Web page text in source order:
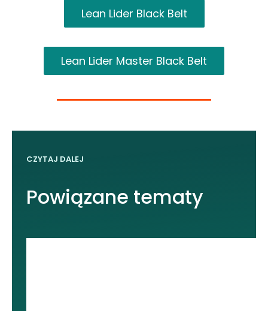
Lean Lider Black Belt
Lean Lider Master Black Belt
CZYTAJ DALEJ
Powiązane tematy